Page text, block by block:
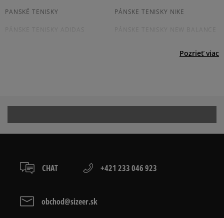
Dostupné spôsoby platby:
prevod,
PANSKÉ TENISKY PÁNSKE TENISKY NIKE
PÁNSKE TENISKY ADIDAS PÁNSKE TENISKY NEW BALANCE
Prezrite si populárne kolekcie pánskych tenisiek:
ADIDAS CAMPUS
ADIDAS SUPERSTAR
Pozrieť viac
CHAT +421 233 046 923
obchod@sizeer.sk